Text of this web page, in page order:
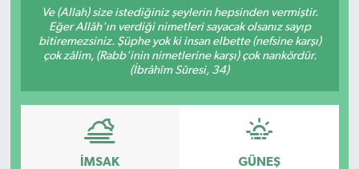
Ve (Allah) size istediğiniz şeylerin hepsinden vermiştir.
Eğer Allâh'ın verdiği nimetleri sayacak olsanız sayıp
bitiremezsiniz. Şüphe yok ki insan elbette (nefsine karşı)
çok zâlim, (Rabb'inin nimetlerine karşı) çok nankördür.
(İbrâhîm Sûresi, 34)
İMSAK GÜNEŞ